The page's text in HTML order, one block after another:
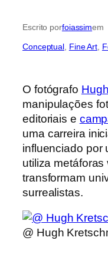
Escrito porfoiassimem
Conceptual Fine Art
O fotógrafo
manipulações
editoriais e
uma carreira
influenciado por
utiliza
transformam
surrealistas.
@ Hugh